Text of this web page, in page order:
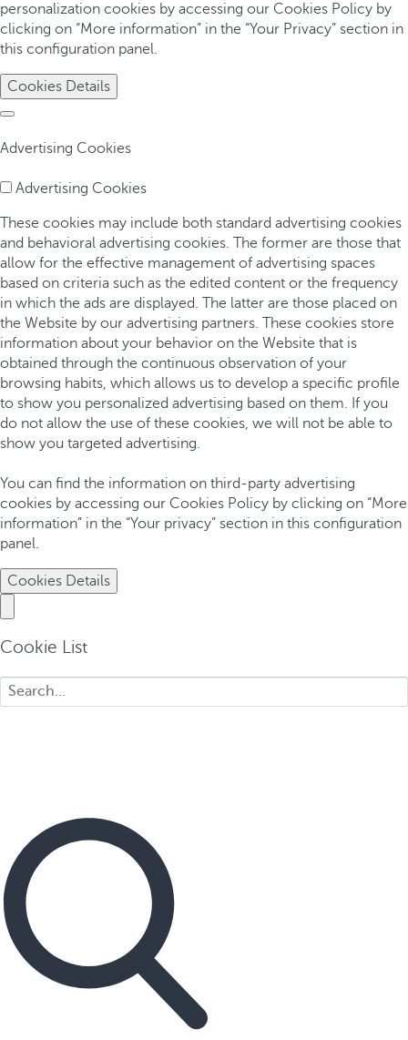
personalization cookies by accessing our Cookies Policy by
clicking on “More information” in the “Your Privacy” section in
this configuration panel.
Cookies Details
Advertising Cookies
Advertising Cookies
These cookies may include both standard advertising cookies
and behavioral advertising cookies. The former are those that
allow for the effective management of advertising spaces
based on criteria such as the edited content or the frequency
in which the ads are displayed. The latter are those placed on
the Website by our advertising partners. These cookies store
information about your behavior on the Website that is
obtained through the continuous observation of your
browsing habits, which allows us to develop a specific profile
to show you personalized advertising based on them. If you
do not allow the use of these cookies, we will not be able to
show you targeted advertising.
You can find the information on third-party advertising
cookies by accessing our Cookies Policy by clicking on “More
information” in the “Your privacy” section in this configuration
panel.
Cookies Details
Cookie List